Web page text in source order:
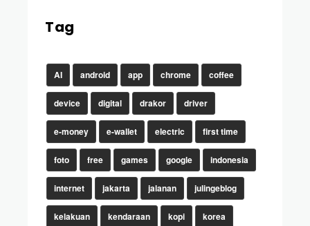
Tag
AI android app chrome coffee
device digital drakor driver
e-money e-wallet electric first time
foto free games google indonesia
internet jakarta jalanan julingeblog
kelakuan kendaraan kopi korea